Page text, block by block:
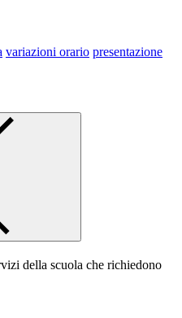
variazioni orario presentazione
della scuola che richiedono